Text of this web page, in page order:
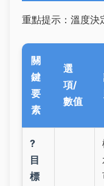
重點提示：溫度決
關
鍵
要
素
選
項/
數值
?
目
標